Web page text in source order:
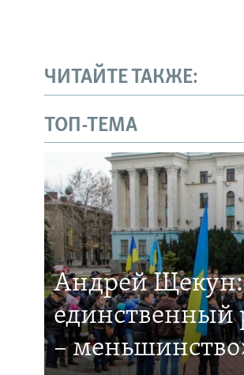
ЧИТАЙТЕ ТАКЖЕ:
ТОП-ТЕМА
Андрей
единственный
–